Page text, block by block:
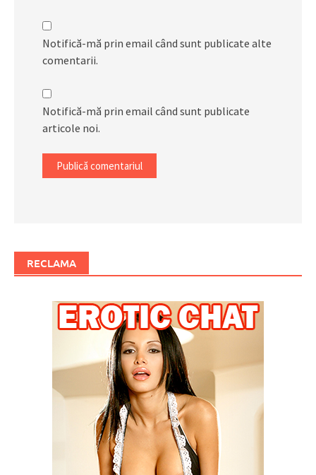
Notifică-mă prin email când sunt publicate alte
comentarii.
Notifică-mă prin email când sunt publicate
articole noi.
RECLAMA